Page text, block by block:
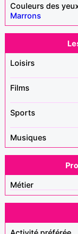
Couleurs des
Marrons
Loisirs
Films
Sports
Musiques
Métier